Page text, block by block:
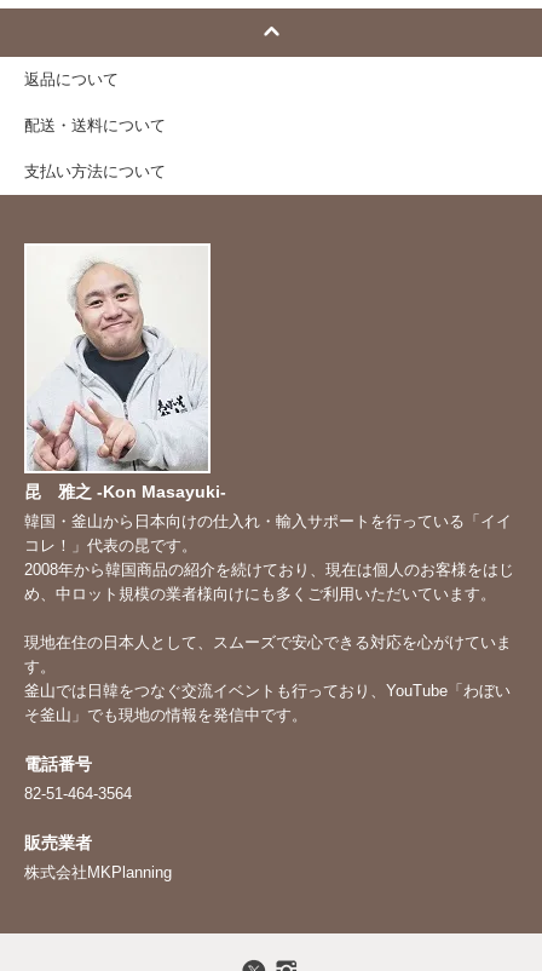
返品について
配送・送料について
支払い方法について
昆 雅之 -Kon Masayuki-
韓国・釜山から日本向けの仕入れ・輸入サポートを行っている「イイ
コレ！」代表の昆です。
2008年から韓国商品の紹介を続けており、現在は個人のお客様をはじ
め、中ロット規模の業者様向けにも多くご利用いただいています。
現地在住の日本人として、スムーズで安心できる対応を心がけていま
す。
釜山では日韓をつなぐ交流イベントも行っており、YouTube「 わぼい
そ釜山 」でも現地の情報を発信中です。
電話番号
82-51-464-3564
販売業者
株式会社MKPlanning